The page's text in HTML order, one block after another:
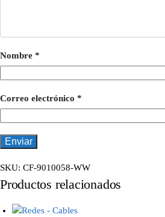
Nombre *
Correo electrónico *
SKU: CF-9010058-WW
Productos relacionados